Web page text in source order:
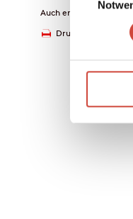
Auch erhältlich als
Drucken